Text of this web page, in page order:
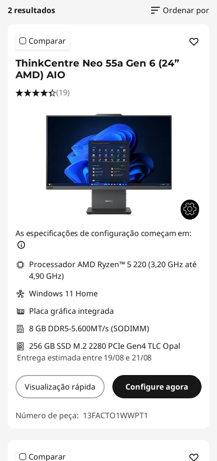
2 resultados Ordenar por
Comparar
ThinkCentre Neo 55a Gen 6 (24”
AMD) AIO
(19)
As especificações de configuração começam em:
Processador AMD Ryzen™ 5 220 (3,20 GHz até
4,90 GHz)
Windows 11 Home
Placa gráfica integrada
8 GB DDR5-5.600MT/s (SODIMM)
256 GB SSD M.2 2280 PCIe Gen4 TLC Opal
Entrega estimada entre 19/08 e 21/08
Visualização rápida Configure agora
Número de peça: 13FACTO1WWPT1
Comparar